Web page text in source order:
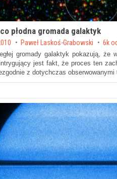
płodna gromada galaktyk
by Paweł Laskoś-Grabowski 6k
gromady galaktyk pokazują, że
jest fakt, że proces ten
z dotychczas obserwowanymi